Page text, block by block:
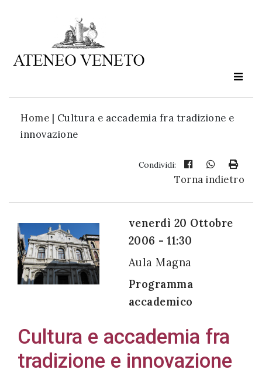
Home | Cultura e accademia fra tradizione e
innovazione
Condividi:
Torna indietro
venerdì 20 Ottobre
2006 - 11:30
Aula Magna
Programma
accademico
Cultura e accademia fra
tradizione e innovazione
Ateneo
è
cultura
Acconsento
all'uso dei
miei dati